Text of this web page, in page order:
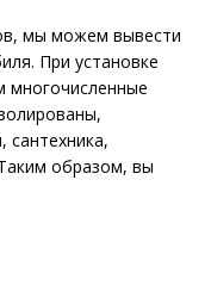
мы можем вывести
При установке
многочисленные
сантехника,
образом, вы